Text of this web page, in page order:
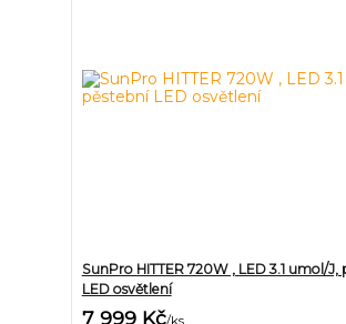
SunPro HITTER 720W , LED 3.1 umol/J,
LED osvětlení
7 999 Kč/ks